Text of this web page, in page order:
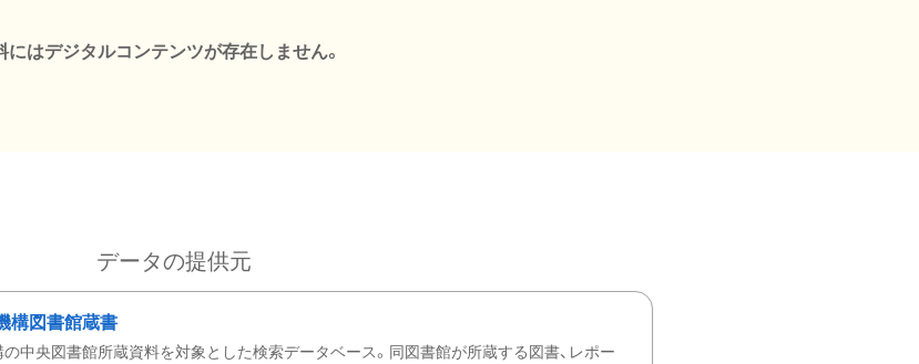
にはデジタルコンテンツが存在しません。
データの提供元
構図書館蔵書
中央図書館所蔵資料を対象とした検索データベース。同図書館が所蔵する図書、レポー